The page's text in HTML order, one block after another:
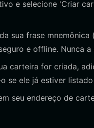
e selecione 'Criar
sua frase
e offline. Nunca
carteira for criada,
se ele já estiver
seu endereço de